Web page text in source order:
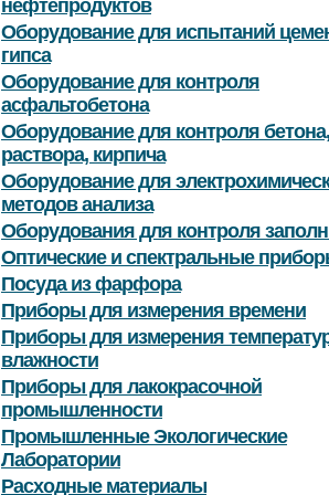
нефтепродуктов
Оборудование для испытаний
гипса
Оборудование для контроля
асфальтобетона
Оборудование для контроля бетона,
раствора, кирпича
Оборудование для
методов анализа
Оборудования для контроля
Оптические и спектральные
Посуда из фарфора
Приборы для измерения времени
Приборы для измерения
влажности
Приборы для лакокрасочной
промышленности
Промышленные Экологические
Лаборатории
Расходные материалы